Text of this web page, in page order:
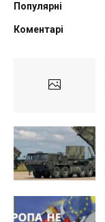
Популярні
Коментарі